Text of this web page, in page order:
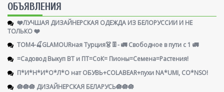
ОБЪЯВЛЕНИЯ
❤️ЛУЧШАЯ ДИЗАЙНЕРСКАЯ ОДЕЖДА ИЗ БЕЛОРУССИИ И НЕ
ТОЛЬКО ❤️
ТОМ4-🍒GLAMOURная Турция👗👖- 🚛 Свободное в пути с 1 🚛
=Садовод Выкуп ВТ и ПТ=СоК= Пионы=Семена=Растения!
П*И*Н*И*О*Л*О нат ОБУВЬ+COLABEAR+пухи NA*UMI, CO*NSO!
🪷🪷🪷 ДИЗАЙНЕРСКАЯ БЕЛАРУСЬ🪷🪷🪷